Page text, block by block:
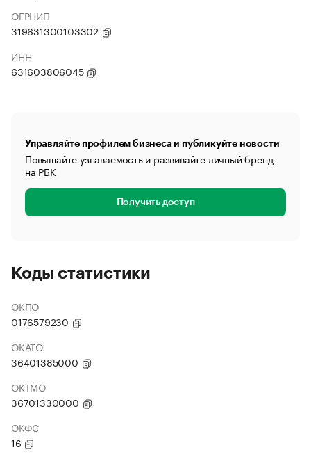
ОГРНИП
319631300103302
ИНН
631603806045
Управляйте профилем бизнеса и публикуйте новости
Повышайте узнаваемость и развивайте личный бренд
на РБК
Получить доступ
Коды статистики
ОКПО
0176579230
ОКАТО
36401385000
ОКТМО
36701330000
ОКФС
16